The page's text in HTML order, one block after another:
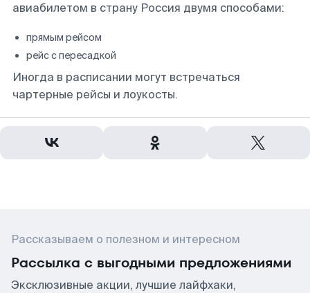
авиабилетом в страну Россия двумя способами:
прямым рейсом
рейс с пересадкой
Иногда в расписании могут встречаться
чартерные рейсы и лоукосты.
Рассказываем о полезном и интересном
Рассылка с выгодными предложениями
Эксклюзивные акции, лучшие лайфхаки,